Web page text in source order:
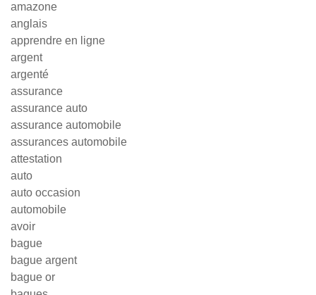
amazone
anglais
apprendre en ligne
argent
argenté
assurance
assurance auto
assurance automobile
assurances automobile
attestation
auto
auto occasion
automobile
avoir
bague
bague argent
bague or